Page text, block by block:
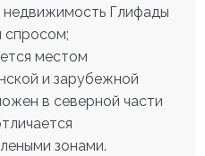
Глифады
спросом;
местом
и зарубежной
в северной части
зонами.